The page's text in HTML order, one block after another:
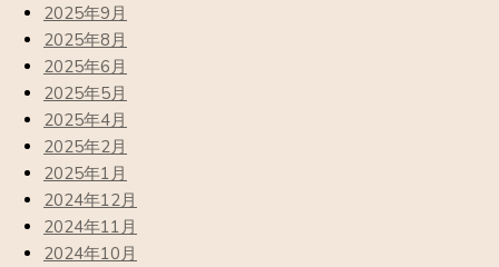
2025年9月
2025年8月
2025年6月
2025年5月
2025年4月
2025年2月
2025年1月
2024年12月
2024年11月
2024年10月